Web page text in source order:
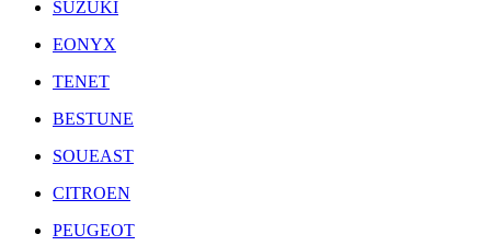
SUZUKI
EONYX
TENET
BESTUNE
SOUEAST
CITROEN
PEUGEOT